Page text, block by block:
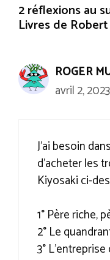
2 réflexions au
Livres de
ROGER
avril 2,
J’ai besoin
d’acheter les
Kiyosaki ci-
1° Père riche,
2° Le
3°